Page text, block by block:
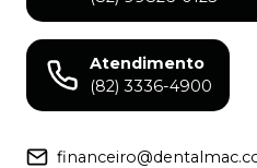
Atendimento
(82) 3336-4900